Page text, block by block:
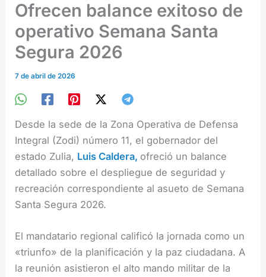
Ofrecen balance exitoso de
operativo Semana Santa
Segura 2026
7 de abril de 2026
Desde la sede de la Zona Operativa de Defensa
Integral (Zodi) número 11, el gobernador del
estado Zulia, Luis Caldera, ofreció un balance
detallado sobre el despliegue de seguridad y
recreación correspondiente al asueto de Semana
Santa Segura 2026.
El mandatario regional calificó la jornada como un
«triunfo» de la planificación y la paz ciudadana. A
la reunión asistieron el alto mando militar de la